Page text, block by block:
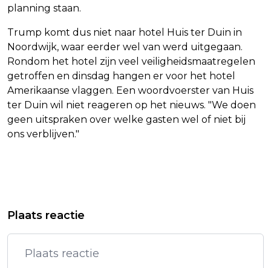
planning staan.
Trump komt dus niet naar hotel Huis ter Duin in
Noordwijk, waar eerder wel van werd uitgegaan.
Rondom het hotel zijn veel veiligheidsmaatregelen
getroffen en dinsdag hangen er voor het hotel
Amerikaanse vlaggen. Een woordvoerster van Huis
ter Duin wil niet reageren op het nieuws. "We doen
geen uitspraken over welke gasten wel of niet bij
ons verblijven."
HISTORISCHE DRAMAFILM SPINOZA
PROBLEMEN LIJNEN E EN D
VERHOLPEN, METRO'S STOPPEN WEER
OVERAL
Plaats reactie